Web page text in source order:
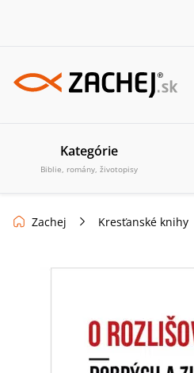
Kategórie
Biblie, romány, životopisy
Zachej Kresťanské knihy